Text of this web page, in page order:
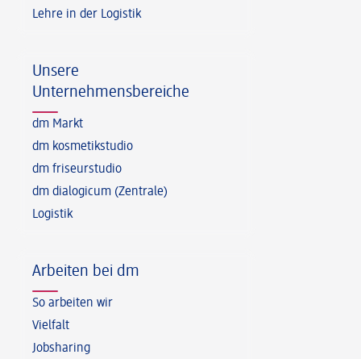
Lehre in der Logistik
Unsere
Unternehmensbereiche
dm Markt
dm kosmetikstudio
dm friseurstudio
dm dialogicum (Zentrale)
Logistik
Arbeiten bei dm
So arbeiten wir
Vielfalt
Jobsharing